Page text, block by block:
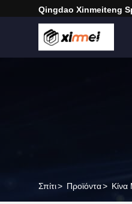
Qingdao Xinmeiteng
Σπίτι
Σπίτι> Προϊόντα>